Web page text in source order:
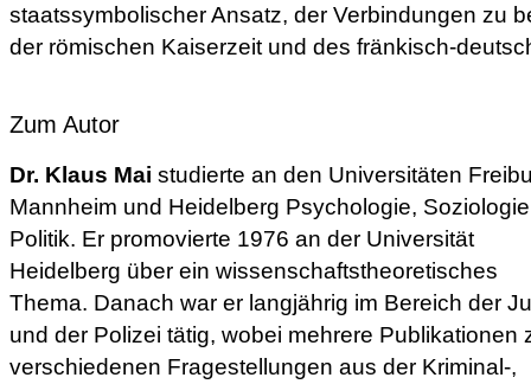
staatssymbolischer Ansatz, der Verbindungen zu
der römischen Kaiserzeit und des fränkisch-
Zum Autor
Dr. Klaus Mai studierte an den Universitäten
Mannheim und Heidelberg Psychologie,
Politik. Er promovierte 1976 an der Universität
Heidelberg über ein wissenschaftstheoretisches
Thema. Danach war er langjährig im Bereich der
und der Polizei tätig, wobei mehrere Publikationen
verschiedenen Fragestellungen aus der Kriminal-,